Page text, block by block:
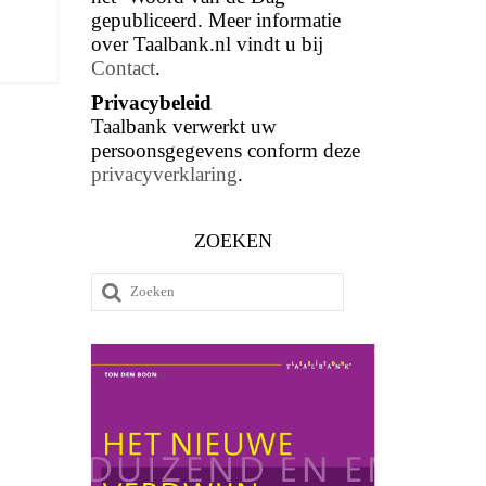
gepubliceerd. Meer informatie
over Taalbank.nl vindt u bij
Contact.
Privacybeleid
Taalbank verwerkt uw
persoonsgegevens conform deze
privacyverklaring.
ZOEKEN
Zoeken
naar: